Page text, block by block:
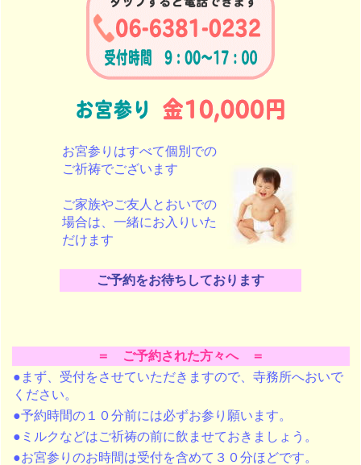
お宮参りはすべて個別での
ご祈祷でございます
ご家族やご友人とおいでの
場合は、一緒にお入りいた
だけます
ご予約をお待ちしております
＝ ご予約された方々へ ＝
●まず、受付をさせていただきますので、寺務所へおいで
ください。
●予約時間の１０分前には必ずお参り願います。
●ミルクなどはご祈祷の前に飲ませておきましょう。
●お宮参りのお時間は受付を含めて３０分ほどです。